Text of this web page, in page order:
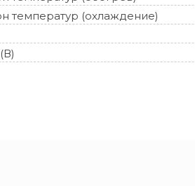
температур (охлаждение)